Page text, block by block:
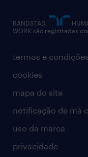
termos e condições
cookies
mapa do site
notificação de má
uso da marca
privacidade
RANDSTAD,
WORK são registradas